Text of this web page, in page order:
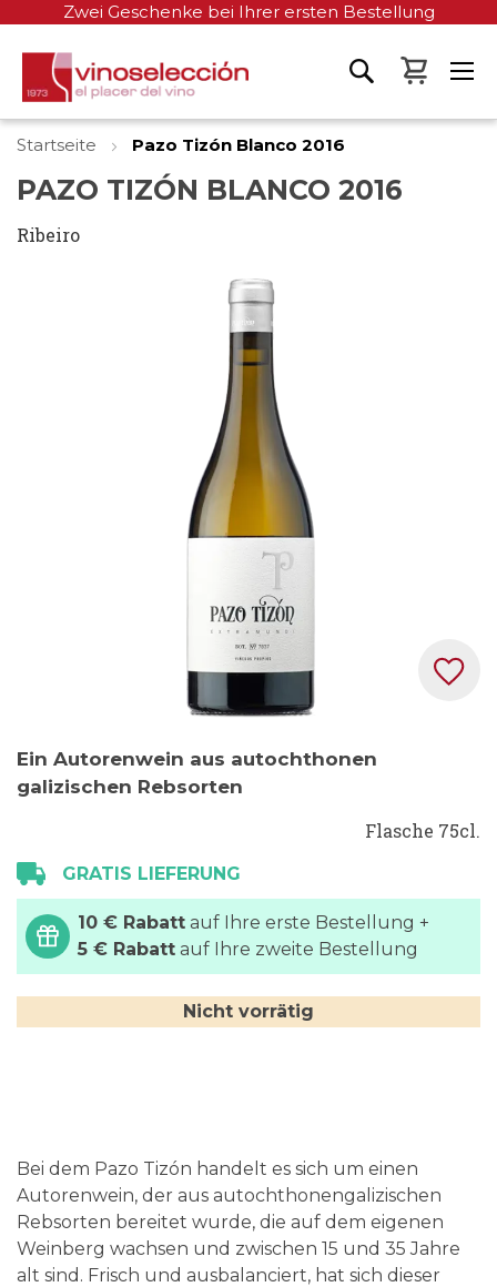
Zwei Geschenke bei Ihrer ersten Bestellung
Mein
Startseite Pazo Tizón Blanco 2016
PAZO TIZÓN BLANCO 2016
Ribeiro
Anfang
der
Ein Autorenwein aus autochthonen
galizischen Rebsorten
Flasche 75cl.
GRATIS LIEFERUNG
10 € Rabatt auf Ihre erste Bestellung +
5 € Rabatt auf Ihre zweite Bestellung
Nicht vorrätig
Bei dem Pazo Tizón handelt es sich um einen
Autorenwein, der aus autochthonengalizischen
Rebsorten bereitet wurde, die auf dem eigenen
Weinberg wachsen und zwischen 15 und 35 Jahre
alt sind. Frisch und ausbalanciert, hat sich dieser